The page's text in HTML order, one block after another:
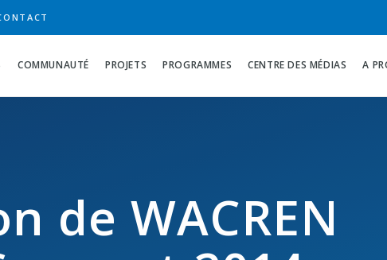
COMMUNAUTÉ PROJETS PROGRAMMES CENTRE DES MÉDIAS A
de WACREN